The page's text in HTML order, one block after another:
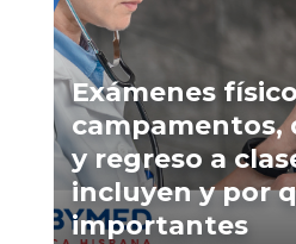
Exámenes
campamentos,
y regreso a
incluyen y por
importantes